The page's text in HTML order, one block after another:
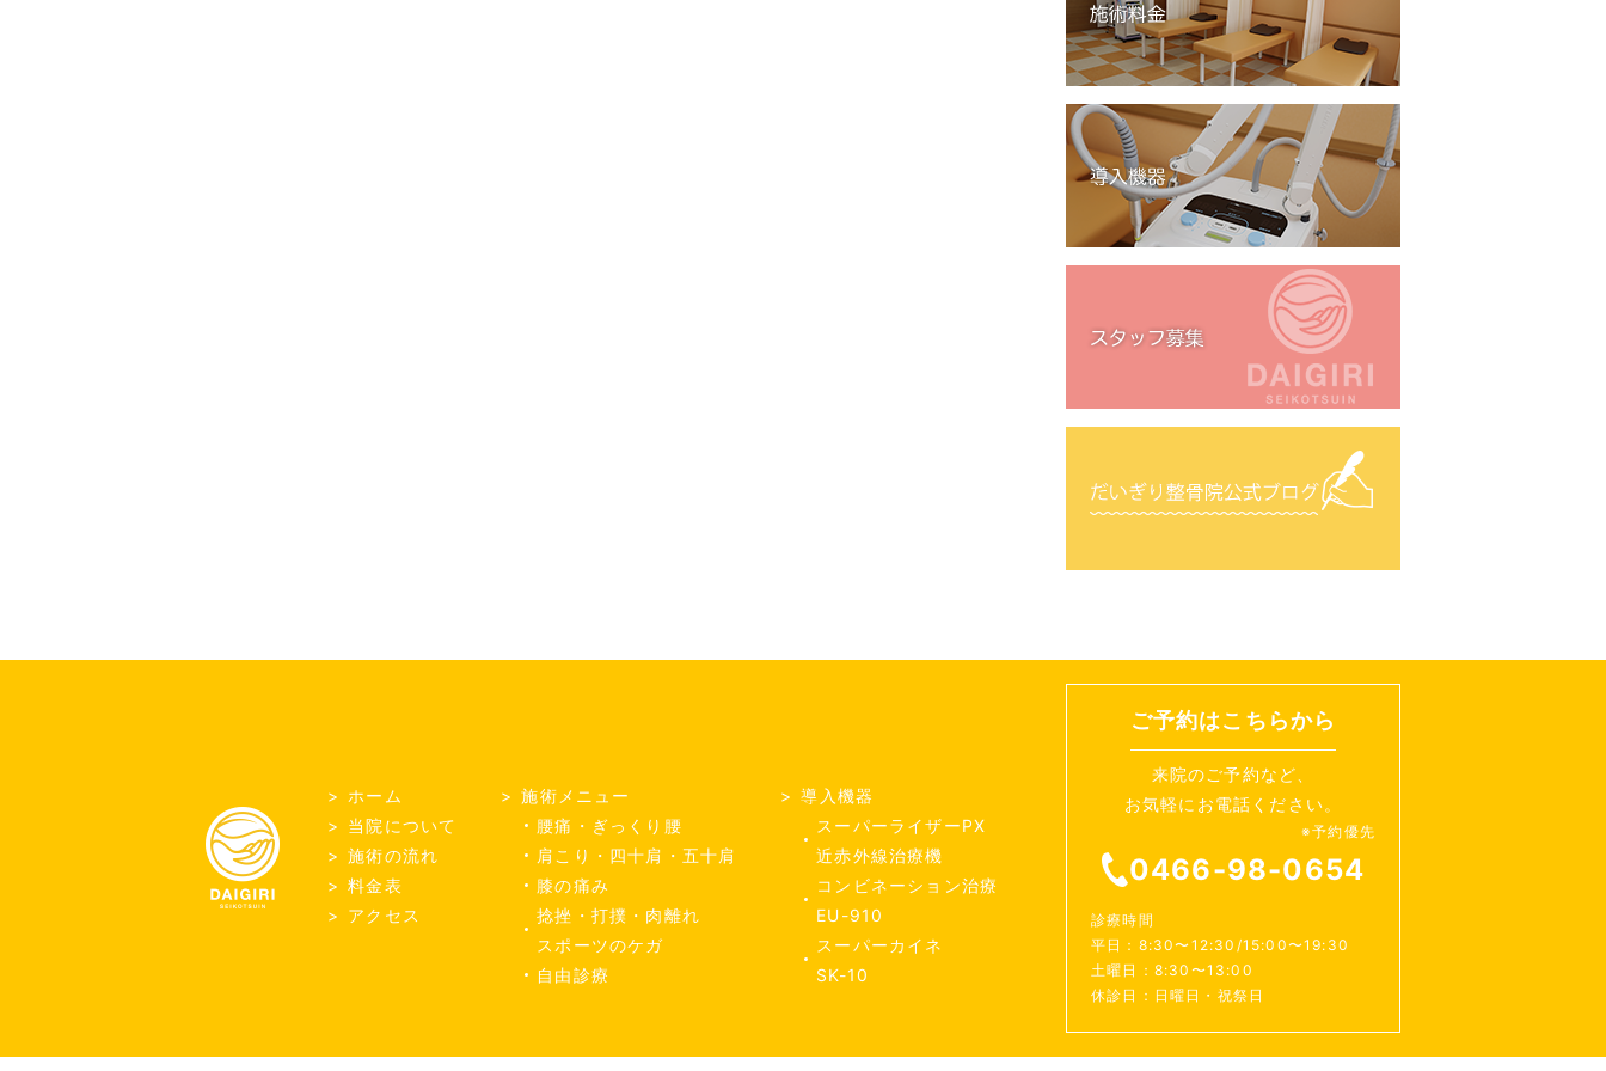
ホーム
当院について
施術の流れ
料金表
アクセス
施術メニュー
腰痛・ぎっくり腰
肩こり・四十肩・五十肩
膝の痛み
捻挫・打撲・肉離れ
スポーツのケガ
自由診療
導入機器
スーパーライザーPX
近赤外線治療機
コンビネーション治療
EU-910
スーパーカイネ
SK-10
ご予約はこちらから
来院のご予約など、
お気軽にお電話ください。
※予約優先
0466-98-0654
診療時間
平日：8:30〜12:30/15:00〜19:30
土曜日：8:30〜13:00
休診日：日曜日・祝祭日